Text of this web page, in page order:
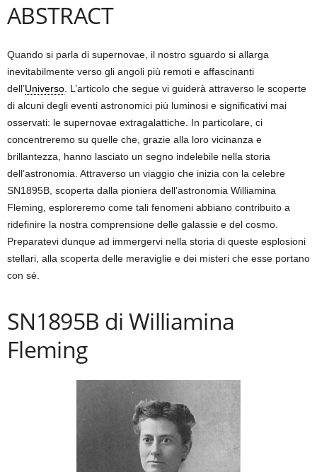
ABSTRACT
Quando si parla di supernovae, il nostro sguardo si allarga
inevitabilmente verso gli angoli più remoti e affascinanti
dell’Universo. L’articolo che segue vi guiderà attraverso le scoperte
di alcuni degli eventi astronomici più luminosi e significativi mai
osservati: le supernovae extragalattiche. In particolare, ci
concentreremo su quelle che, grazie alla loro vicinanza e
brillantezza, hanno lasciato un segno indelebile nella storia
dell’astronomia. Attraverso un viaggio che inizia con la celebre
SN1895B, scoperta dalla pioniera dell’astronomia Williamina
Fleming, esploreremo come tali fenomeni abbiano contribuito a
ridefinire la nostra comprensione delle galassie e del cosmo.
Preparatevi dunque ad immergervi nella storia di queste esplosioni
stellari, alla scoperta delle meraviglie e dei misteri che esse portano
con sé.
SN1895B di Williamina
Fleming